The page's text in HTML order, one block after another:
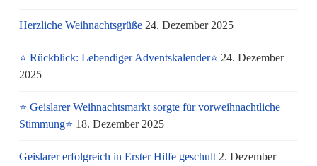
Herzliche Weihnachtsgrüße 24. Dezember 2025
⭐ Rückblick: Lebendiger Adventskalender⭐ 24. Dezember
2025
⭐ Geislarer Weihnachtsmarkt sorgte für vorweihnachtliche
Stimmung⭐ 18. Dezember 2025
Geislarer erfolgreich in Erster Hilfe geschult 2. Dezember